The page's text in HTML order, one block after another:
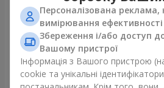
Персоналізована реклама,
вимірювання ефективності
Збереження і/або доступ
Вашому пристрої
Інформація з Вашого пристрою
cookie та унікальні